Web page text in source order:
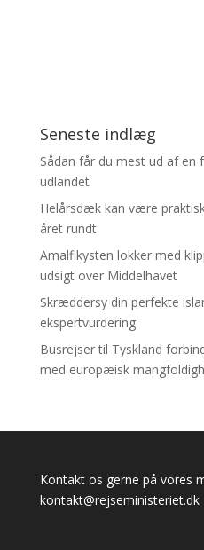
Seneste indlæg
Sådan får du mest ud af en
udlandet
Helårsdæk kan være
året rundt
Amalfikysten lokker med
udsigt over Middelhavet
Skræddersy din perfekte
ekspertvurdering
Busrejser til Tyskland
med europæisk
Kontakt os gerne på vores
kontakt@rejseministeriet.dk